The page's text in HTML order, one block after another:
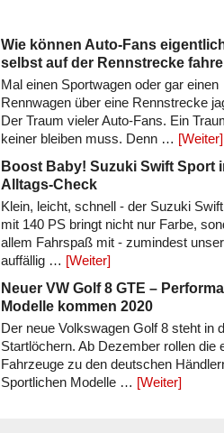
Wie können Auto-Fans
selbst auf der Rennstrecke
Mal einen Sportwagen oder gar einen
Rennwagen über eine Rennstrecke
Der Traum vieler Auto-Fans. Ein
keiner bleiben muss. Denn … [Weiter]
Boost Baby! Suzuki Swift Sport
Alltags-Check
Klein, leicht, schnell - der Suzuki
mit 140 PS bringt nicht nur Farbe,
allem Fahrspaß mit - zumindest unser
auffällig … [Weiter]
Neuer VW Golf 8 GTE –
Modelle kommen 2020
Der neue Volkswagen Golf 8 steht in
Startlöchern. Ab Dezember rollen die
Fahrzeuge zu den deutschen
Sportlichen Modelle … [Weiter]